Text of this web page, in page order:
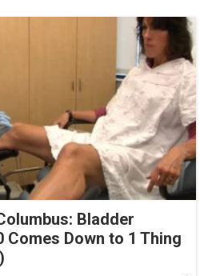
Bladder
Comes Down to 1 Thing